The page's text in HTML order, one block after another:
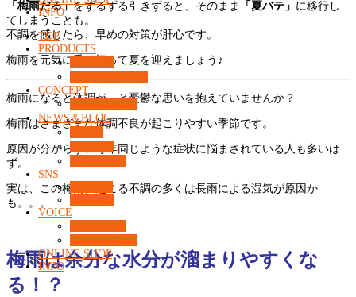
INFO
TOP
PRODUCTS
CONCEPT
NEWS＆BLOG
SNS
VOICE
ONLINE SHOP
INFO
「梅雨だる」をずるずる引きずると、そのまま 「夏バテ」 に移行し
てしまうことも。
不調を感じたら、早めの対策が肝心です。
梅雨を元気に乗り切って夏を迎えましょう♪
梅雨になると体調が…と憂鬱な思いを抱えていませんか？
梅雨はさまざまな体調不良が起こりやすい季節です。
原因が分からず、毎年同じような症状に悩まされている人も多いは
ず。
実は、この梅雨に起こる不調の多くは長雨による湿気が原因か
も。。。
梅雨は余分な水分が溜まりやすくな
る！？